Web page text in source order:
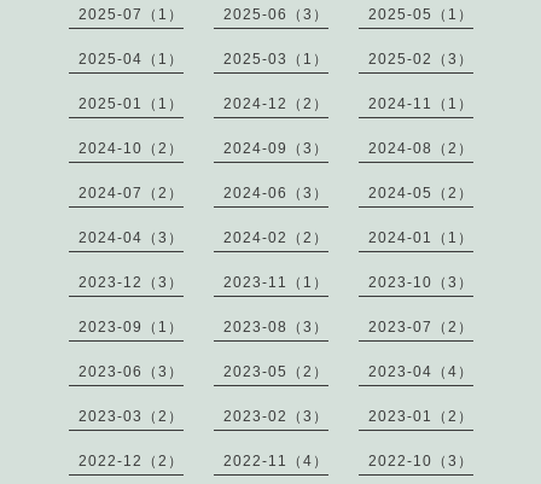
2025-07（1） 2025-06（3） 2025-05（1）
2025-04（1） 2025-03（1） 2025-02（3）
2025-01（1） 2024-12（2） 2024-11（1）
2024-10（2） 2024-09（3） 2024-08（2）
2024-07（2） 2024-06（3） 2024-05（2）
2024-04（3） 2024-02（2） 2024-01（1）
2023-12（3） 2023-11（1） 2023-10（3）
2023-09（1） 2023-08（3） 2023-07（2）
2023-06（3） 2023-05（2） 2023-04（4）
2023-03（2） 2023-02（3） 2023-01（2）
2022-12（2） 2022-11（4） 2022-10（3）